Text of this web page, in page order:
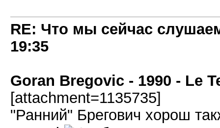
RE: Что мы сейчас
19:35
Goran Bregovic - 1990 - Le
[attachment=1135735]
"Ранний" Брегович хорош